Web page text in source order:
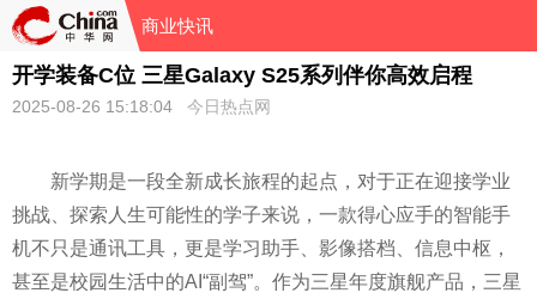
商业快讯
开学装备C位 三星Galaxy S25系列伴你高效启程
2025-08-26 15:18:04 今日热点网
新学期是一段全新成长旅程的起点，对于正在迎接学业
挑战、探索人生可能性的学子来说，一款得心应手的智能手
机不只是通讯工具，更是学习助手、影像搭档、信息中枢，
甚至是校园生活中的AI“副驾”。作为三星年度旗舰产品，三星